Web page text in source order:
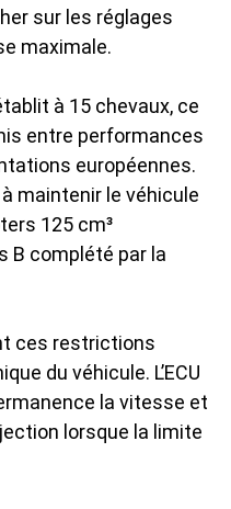
sur les réglages
maximale.
à 15 chevaux, ce
entre performances
européennes.
maintenir le véhicule
125 cm³
B complété par la
ces restrictions
du véhicule. L’ECU
la vitesse et
lorsque la limite